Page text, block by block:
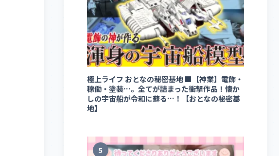
極上ライフ おとなの秘密基地 ■【神業】電飾・
稼働・塗装…。全てが詰まった衝撃作品！懐か
しの宇宙船が令和に蘇る…！【おとなの秘密基
地】
5